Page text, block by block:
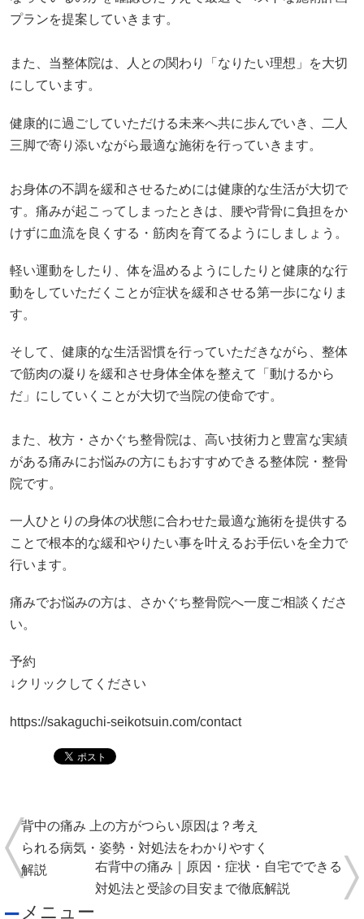
健康的に過ごしていただける未来へ共に歩んでいき、二人
三脚で寄り添いながら最適な施術を行っていきます。
お身体の不調を緩和させるためには健康的な生活が大切で
す。痛みが起こってしまったときは、腰や背骨に負担をか
けずに血流を良くする・筋肉を育てるようにしましょう。
軽い運動をしたり、体を温めるようにしたりと健康的な行
す。
そして、健康的な生活習慣を行っていただきながら、整体
だ」にしていくことが大切で当院の使命です。
また、枚方・さかぐち整骨院は、高い技術力と豊富な実績
がある痛みにお悩みの方にもおすすめできる整体院・整骨
院です。
一人ひとりの身体の状態に合わせた最適な施術を提供する
行います。
痛みでお悩みの方は、さかぐち整骨院へ一度ご相談くださ
予約
↓クリックしてください
https://sakaguchi-seikotsuin.com/contact
られる病気・姿勢・対処法をわかりやすく
右背中の痛み｜原因・症状・自宅でできる
初めての方へ
料金・施術の流れ
お客様の声